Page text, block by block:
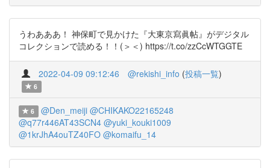
うわあああ！ 神保町で見かけた『大東京寫眞帖』がデジタル
コレクションで読める！！(＞＜) https://t.co/zzCcWTGGTE
2022-04-09 09:12:46 @rekishi_info (投稿一覧)
6
6 @Den_meiji @CHIKAKO22165248
@q77r446AT43SCN4 @yuki_kouki1009
@1krJhA4ouTZ40FO @komaifu_14